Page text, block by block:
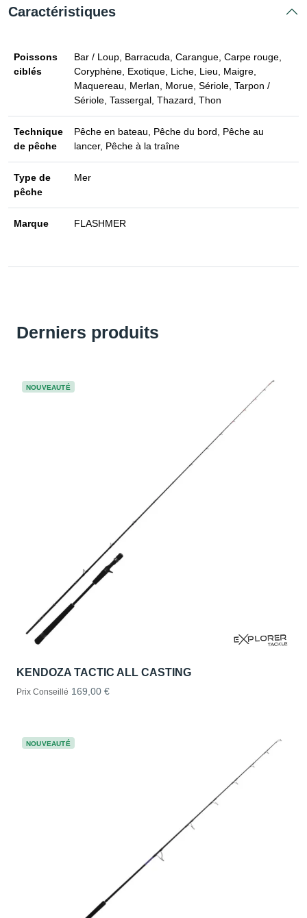
Caractéristiques
Poissons
ciblés
Bar / Loup, Barracuda, Carangue, Carpe rouge,
Coryphène, Exotique, Liche, Lieu, Maigre,
Maquereau, Merlan, Morue, Sériole, Tarpon /
Sériole, Tassergal, Thazard, Thon
Technique
de pêche
Pêche en bateau, Pêche du bord, Pêche au
lancer, Pêche à la traîne
Type de
pêche
Mer
Marque FLASHMER
Derniers produits
NOUVEAUTÉ
KENDOZA TACTIC ALL CASTING
Prix Conseillé 169,00 €
NOUVEAUTÉ